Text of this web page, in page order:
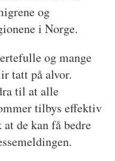
og
i Norge.
og mange
tatt på alvor.
til at alle
tilbys effektiv
de kan få bedre